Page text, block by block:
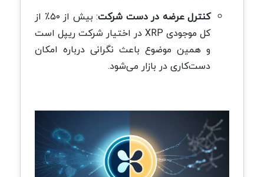
کنترل عرضه در دست شرکت: بیش از ۵۰ ٪ از
کل موجودی XRPدر اختیار شرکت ریپل است
و همین موضوع باعث نگرانی درباره امکان
دست‌کاری در بازار می‌شود.